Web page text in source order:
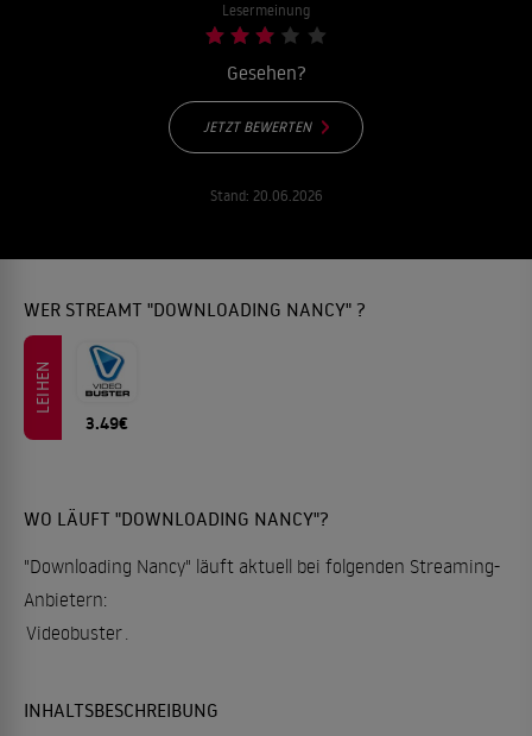
Lesermeinung
Gesehen?
JETZT BEWERTEN
Stand: 20.06.2026
WER STREAMT "DOWNLOADING NANCY" ?
LEIHEN
3.49€
WO LÄUFT "DOWNLOADING NANCY"?
"Downloading Nancy" läuft aktuell bei folgenden Streaming-
Anbietern:
Videobuster.
INHALTSBESCHREIBUNG